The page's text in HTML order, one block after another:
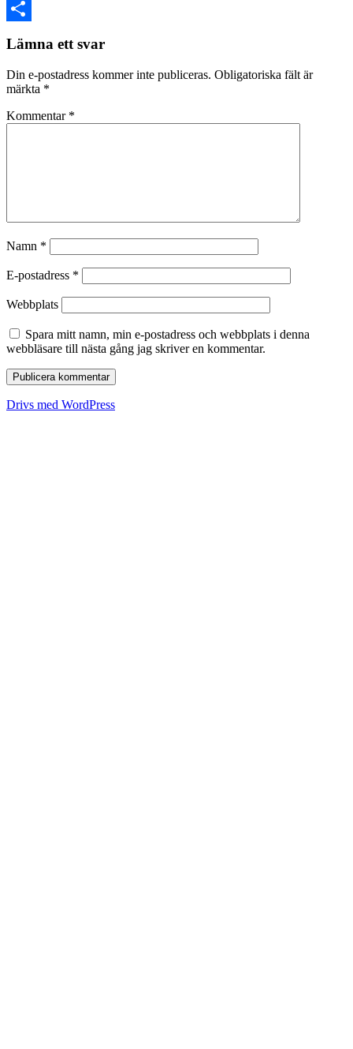
VK
Lämna ett svar
Din e-postadress kommer inte publiceras. Obligatoriska fält är
märkta *
Kommentar *
Namn *
E-postadress *
Webbplats
Spara mitt namn, min e-postadress och webbplats i denna
webbläsare till nästa gång jag skriver en kommentar.
Drivs med WordPress